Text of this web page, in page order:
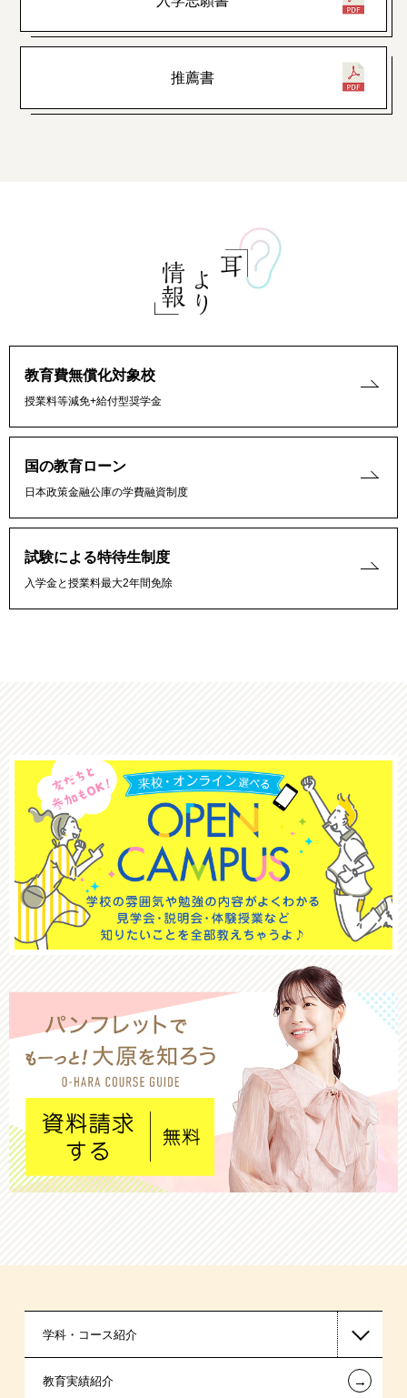
推薦書
教育費無償化対象校
授業料等減免+給付型奨学金
国の教育ローン
日本政策金融公庫の学費融資制度
試験による特待生制度
入学金と授業料最大2年間免除
学科・コース紹介
医療事務系
教育実績紹介 ←